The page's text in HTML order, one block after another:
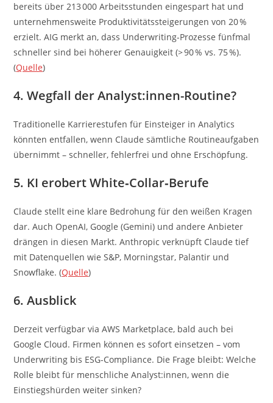
bereits über 213 000 Arbeitsstunden eingespart hat und
unternehmensweite Produktivitätssteigerungen von 20 %
erzielt. AIG merkt an, dass Underwriting-Prozesse fünfmal
schneller sind bei höherer Genauigkeit (> 90 % vs. 75 %).
(Quelle)
4. Wegfall der Analyst:innen-Routine?
Traditionelle Karrierestufen für Einsteiger in Analytics
könnten entfallen, wenn Claude sämtliche Routineaufgaben
übernimmt – schneller, fehlerfrei und ohne Erschöpfung.
5. KI erobert White‑Collar‑Berufe
Claude stellt eine klare Bedrohung für den weißen Kragen
dar. Auch OpenAI, Google (Gemini) und andere Anbieter
drängen in diesen Markt. Anthropic verknüpft Claude tief
mit Datenquellen wie S&P, Morningstar, Palantir und
Snowflake. (Quelle)
6. Ausblick
Derzeit verfügbar via AWS Marketplace, bald auch bei
Google Cloud. Firmen können es sofort einsetzen – vom
Underwriting bis ESG-Compliance. Die Frage bleibt: Welche
Rolle bleibt für menschliche Analyst:innen, wenn die
Einstiegshürden weiter sinken?